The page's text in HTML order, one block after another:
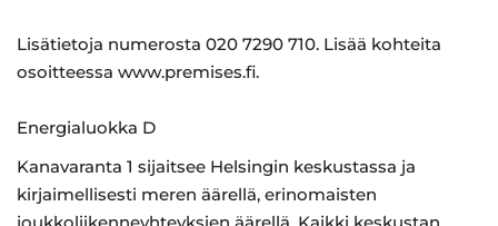
Lisätietoja numerosta 020 7290 710. Lisää kohteita
osoitteessa www.premises.fi.
Energialuokka D
Kanavaranta 1 sijaitsee Helsingin keskustassa ja
kirjaimellisesti meren äärellä, erinomaisten